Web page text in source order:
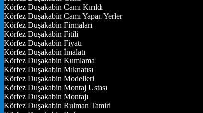
Körfez Duşakabin Camı Kırıldı
Körfez Duşakabin Camı Yapan Yerler
Körfez Duşakabin Firmaları
Körfez Duşakabin Fitili
Körfez Duşakabin Fiyatı
Körfez Duşakabin İmalatı
Körfez Duşakabin Kumlama
Körfez Duşakabin Mıknatısı
Körfez Duşakabin Modelleri
Körfez Duşakabin Montaj Ustası
Körfez Duşakabin Montajı
Körfez Duşakabin Rulman Tamiri